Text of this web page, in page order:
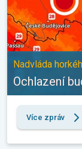
Nadvláda
Ochlazení
Více zpráv